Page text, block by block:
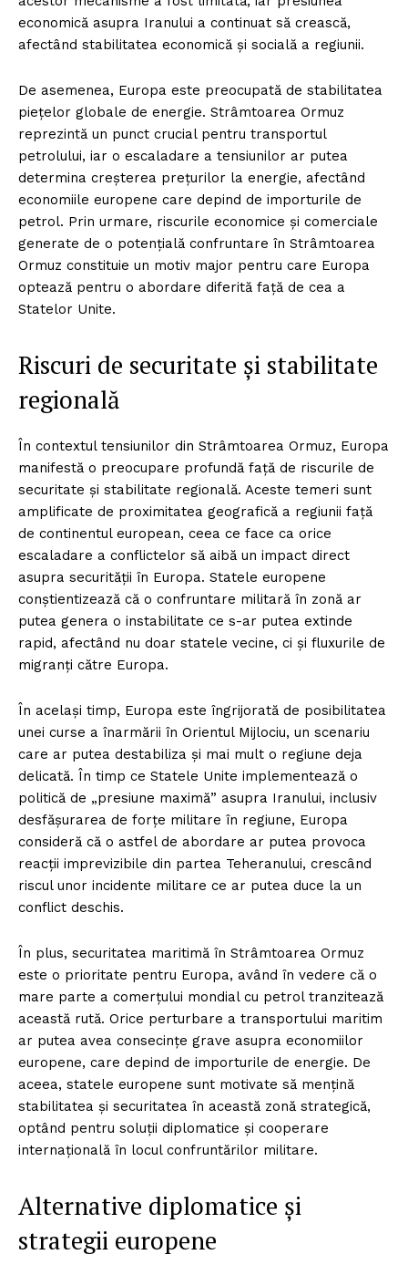
economică asupra Iranului a continuat să crească,
afectând stabilitatea economică și socială a regiunii.
De asemenea, Europa este preocupată de stabilitatea
piețelor globale de energie. Strâmtoarea Ormuz
reprezintă un punct crucial pentru transportul
petrolului, iar o escaladare a tensiunilor ar putea
determina creșterea prețurilor la energie, afectând
economiile europene care depind de importurile de
petrol. Prin urmare, riscurile economice și comerciale
generate de o potențială confruntare în Strâmtoarea
Ormuz constituie un motiv major pentru care Europa
optează pentru o abordare diferită față de cea a
Statelor Unite.
Riscuri de securitate și stabilitate
regională
În contextul tensiunilor din Strâmtoarea Ormuz, Europa
manifestă o preocupare profundă față de riscurile de
securitate și stabilitate regională. Aceste temeri sunt
amplificate de proximitatea geografică a regiunii față
de continentul european, ceea ce face ca orice
escaladare a conflictelor să aibă un impact direct
asupra securității în Europa. Statele europene
conștientizează că o confruntare militară în zonă ar
putea genera o instabilitate ce s-ar putea extinde
rapid, afectând nu doar statele vecine, ci și fluxurile de
migranți către Europa.
În același timp, Europa este îngrijorată de posibilitatea
unei curse a înarmării în Orientul Mijlociu, un scenariu
care ar putea destabiliza și mai mult o regiune deja
delicată. În timp ce Statele Unite implementează o
politică de „presiune maximă” asupra Iranului, inclusiv
desfășurarea de forțe militare în regiune, Europa
consideră că o astfel de abordare ar putea provoca
reacții imprevizibile din partea Teheranului, crescând
riscul unor incidente militare ce ar putea duce la un
conflict deschis.
În plus, securitatea maritimă în Strâmtoarea Ormuz
este o prioritate pentru Europa, având în vedere că o
mare parte a comerțului mondial cu petrol tranzitează
această rută. Orice perturbare a transportului maritim
ar putea avea consecințe grave asupra economiilor
europene, care depind de importurile de energie. De
aceea, statele europene sunt motivate să mențină
stabilitatea și securitatea în această zonă strategică,
optând pentru soluții diplomatice și cooperare
internațională în locul confruntărilor militare.
Alternative diplomatice și
strategii europene